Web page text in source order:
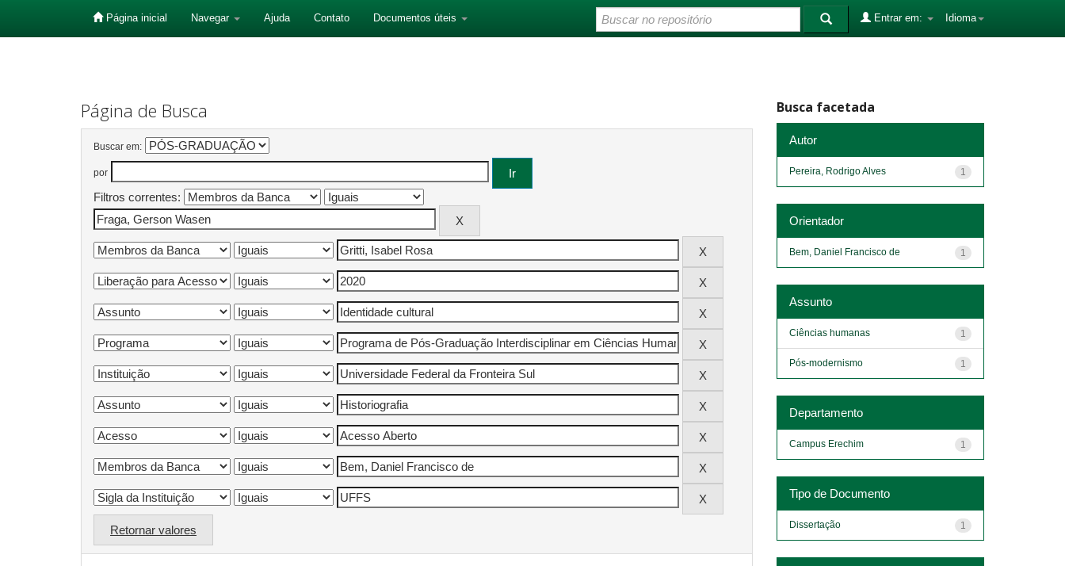
Página inicial Navegar Ajuda Contato Documentos úteis Idioma
Entrar em:
Página de Busca
Buscar em:
por
Filtros correntes:
Retornar valores
Busca facetada
Autor
1
Pereira, Rodrigo Alves
Orientador
1
Bem, Daniel Francisco de
Assunto
1
Ciências humanas
1
Pós-modernismo
Departamento
1
Campus Erechim
Tipo de Documento
1
Dissertação